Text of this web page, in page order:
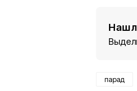
парад